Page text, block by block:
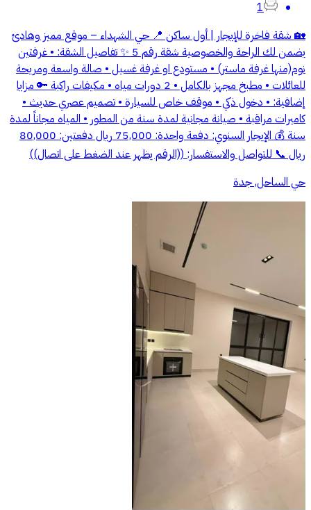
1
🏡 شقة فاخرة للإيجار | أول ساكن 📍 حي الشهداء – موقع مميز وهادئ
يضمن لك الراحة والخصوصية شقة رقم 5 ✨ تفاصيل الشقة: • غرفتين
نوم(منها غرفة ماستر) • مستودع او غرفة غسيل • صالة واسعة ومريحة
للعائلات • مطبخ مجهز بالكامل • 2 دورات مياه • مكيفات راكبة 🔑 مزايا
إضافية: • دخول ذكي • موقف خاص للسيارة • تصميم عصري حديث •
كاميرات مراقبة • صيانة مجانية لمدة سنة من المطور • المياه مجاناً لمدة
سنة 💰 الإيجار السنوي: دفعة واحدة: 75,000 ريال دفعتين: 80,000
ريال 📞 للتواصل والاستفسار: ((الرقم يظهر عند الضغط على اتصال))
حي الساحل, جدة